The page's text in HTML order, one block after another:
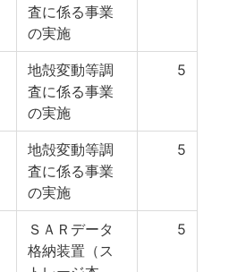
査に係る事業
の実施
地殻変動等調
査に係る事業
の実施
5
地殻変動等調
査に係る事業
の実施
5
ＳＡＲデータ
格納装置（ス
5